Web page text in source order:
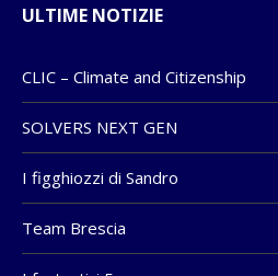
ULTIME NOTIZIE
CLIC – Climate and Citizenship
SOLVERS NEXT GEN
I figghiozzi di Sandro
Team Brescia